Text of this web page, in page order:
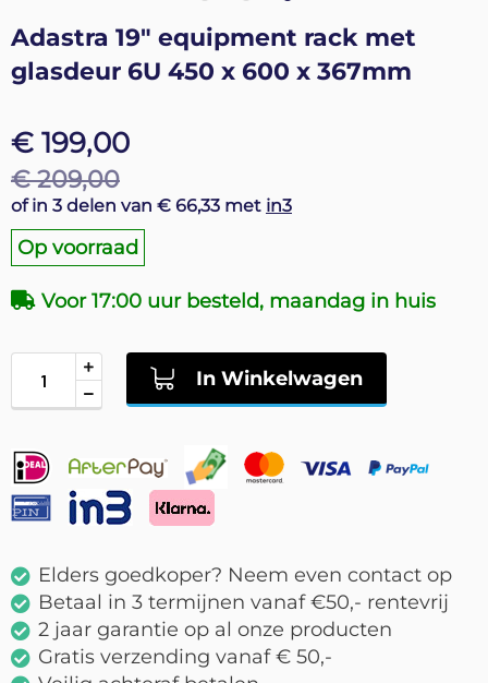
Adastra 19" equipment rack met
glasdeur 6U 450 x 600 x 367mm
€ 199,00
€ 209,00
of in 3 delen van € 66,33 met in3
Op voorraad
Voor 17:00 uur besteld, maandag in huis
In Winkelwagen
Elders goedkoper? Neem even contact op
Betaal in 3 termijnen vanaf €50,- rentevrij
2 jaar garantie op al onze producten
Gratis verzending vanaf € 50,-
naar
het
begin
de
afbeeldingen-
gallerij